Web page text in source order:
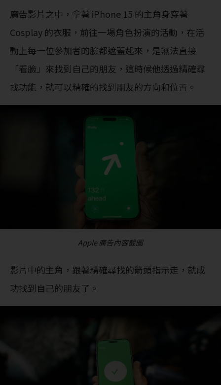
廣告影片之中，拿著 iPhone 15 的主角身穿著
Cosplay 的衣服，前往一場角色扮演的活動，在活
動上每一位參加者的臉都遮蓋起來，是無法直接
「看臉」來找到自己的朋友，這時候他透過精確尋
找功能，就可以精確的找到朋友的方向和位置。
Apple 廣告內容截圖
影片中的主角，跟著精確尋找的箭頭指示走，就成
功找到自己的朋友了。